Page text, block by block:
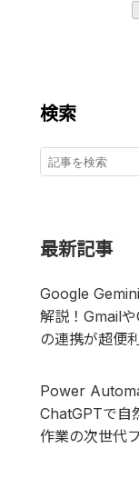
検索
最新記事
Google
解説！Gmail
の連携が超便利
Power
ChatGPTで自
作業の次世代